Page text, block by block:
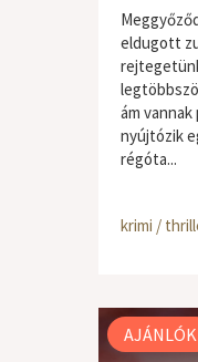
eldugott
ám
nyújtózik
régóta...
krimi /
AJÁNLÓK